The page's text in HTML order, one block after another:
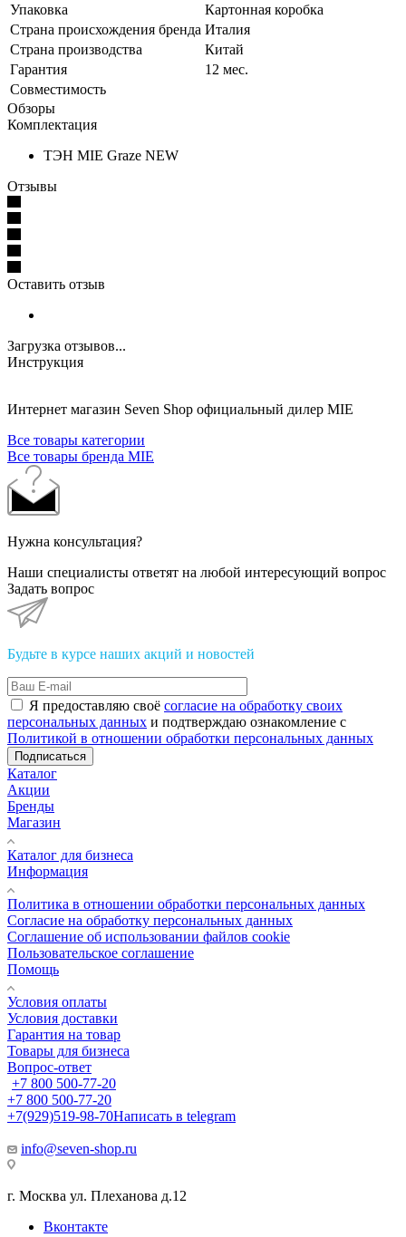
Упаковка
Картонная коробка
Страна происхождения бренда Италия
Страна производства
Китай
Гарантия
12 мес.
Совместимость
Обзоры
Комплектация
ТЭН MIE Graze NEW
Отзывы
Оставить отзыв
Загрузка отзывов...
Инструкция
Интернет магазин Seven Shop официальный дилер MIE
Все товары категории
Все товары бренда MIE
Нужна консультация?
Наши специалисты ответят на любой интересующий вопрос
Задать вопрос
Будьте в курсе наших акций и новостей
Я предоставляю своё согласие на обработку своих
персональных данных и подтверждаю ознакомление с
Политикой в отношении обработки персональных данных
Подписаться
Каталог
Акции
Бренды
Магазин
Каталог для бизнеса
Информация
Политика в отношении обработки персональных данных
Cогласие на обработку персональных данных
Cоглашение об использовании файлов cookie
Пользовательское соглашение
Помощь
Условия оплаты
Условия доставки
Гарантия на товар
Товары для бизнеса
Вопрос-ответ
+7 800 500-77-20
+7 800 500-77-20
+7(929)519-98-70Написать в telegram
info@seven-shop.ru
г. Москва ул. Плеханова д.12
Вконтакте